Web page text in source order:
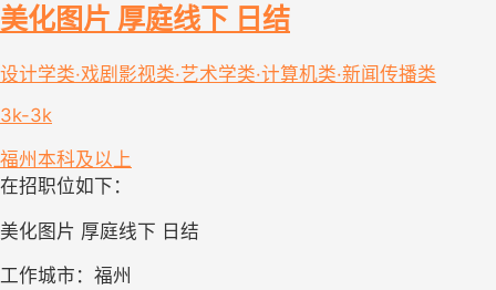
美化图片 厚庭线下 日结
设计学类·戏剧影视类·艺术学类·计算机类·新闻传播类
3k-3k
福州 本科及以上
在招职位如下：
美化图片 厚庭线下 日结
工作城市：福州